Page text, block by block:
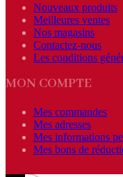
Nouveaux produits
Meilleures ventes
Nos magasins
Contactez-nous
Les conditions
MON COMPTE
Mes commandes
Mes adresses
Mes informations
Mes bons de